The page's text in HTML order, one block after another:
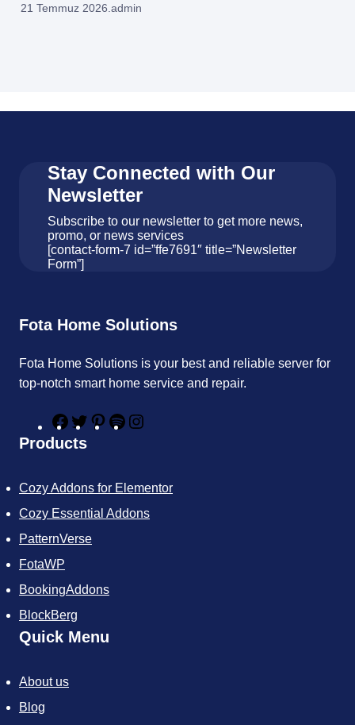
21 Temmuz 2026 admin
Stay Connected with Our
Newsletter
Subscribe to our newsletter to get more news,
promo, or news services
[contact-form-7 id=”ffe7691″ title=”Newsletter
Form”]
Fota Home Solutions
Fota Home Solutions is your best and reliable server for
top-notch smart home service and repair.
F
a
c
o
k
T
w
e
P
r
s
S
p
f
g
a
Products
Cozy Addons for Elementor
Cozy Essential Addons
PatternVerse
FotaWP
BookingAddons
BlockBerg
Quick Menu
About us
Blog